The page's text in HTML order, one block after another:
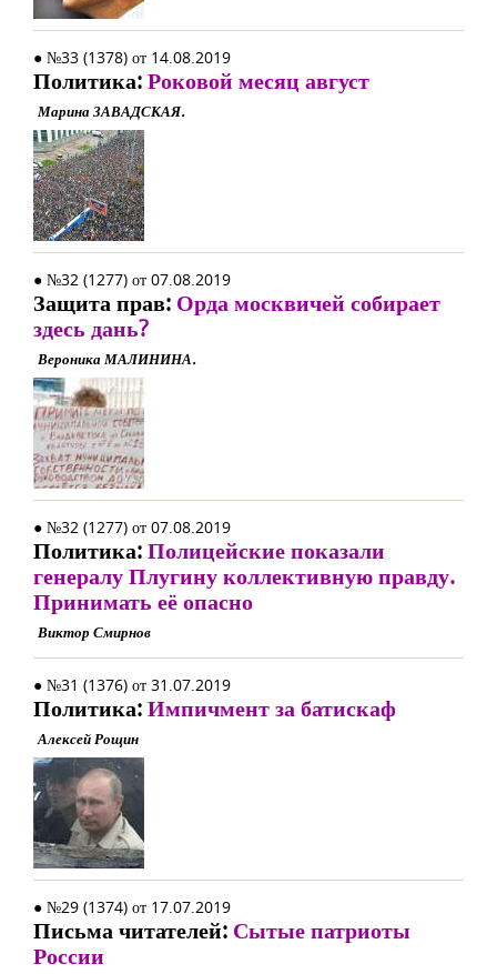
● №33 (1378) от 14.08.2019
Политика:Роковой месяц август
Марина ЗАВАДСКАЯ.
● №32 (1277) от 07.08.2019
Защита прав: Орда москвичей собирает
здесь дань?
Вероника МАЛИНИНА.
● №32 (1277) от 07.08.2019
Политика:Полицейские показали
генералу Плугину коллективную правду.
Принимать её опасно
Виктор Смирнов
● №31 (1376) от 31.07.2019
Политика:Импичмент за батискаф
Алексей Рощин
● №29 (1374) от 17.07.2019
Письма читателей: Сытые патриоты
России